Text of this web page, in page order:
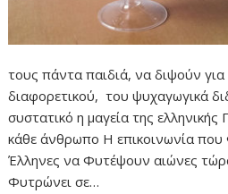
τους πάντα παιδιά, να διψούν
διαφορετικού, του ψυχαγωγικά
συστατικό η μαγεία της
κάθε άνθρωπο Η επικοινωνία που
Έλληνες να Φυτέψουν αιώνες
Φυτρώνει σε…